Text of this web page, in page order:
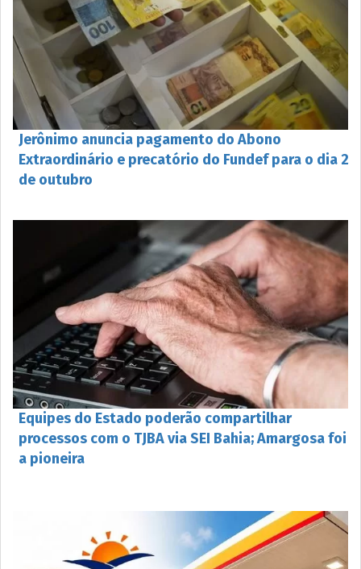
Jerônimo anuncia pagamento do Abono
Extraordinário e precatório do Fundef para o dia 2
de outubro
Equipes do Estado poderão compartilhar
processos com o TJBA via SEI Bahia; Amargosa foi
a pioneira